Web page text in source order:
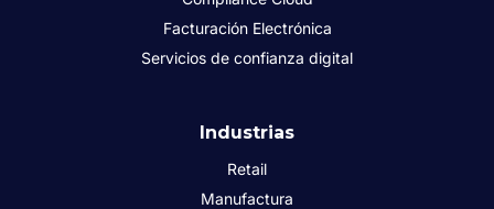
Facturación Electrónica
Servicios de confianza digital
Industrias
Retail
Manufactura